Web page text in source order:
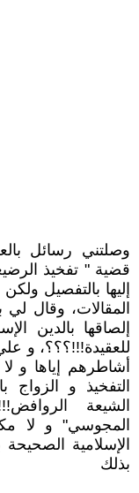
وصلتني رسائل
قضية " تفخيذ
إليها بالتفصيل
المقالات، وقال
إلصاقها بالدين
للعقيدة!!!؟؟؟، و
أشاطرهم إياها و
التفخيذ و
الشيعة
المجوسي" و لا
الإسلامية
بذلك